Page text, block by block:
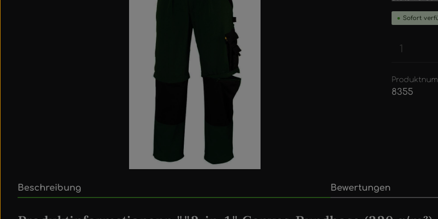
Sofort
8355
Beschreibung Bewertungen